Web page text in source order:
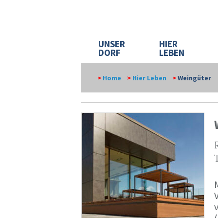
UNSER
DORF
HIER
LEBEN
> Home > Hier Leben >Weingüter